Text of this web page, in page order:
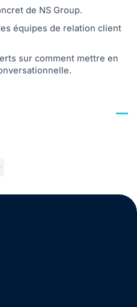
de NS Group.
équipes de relation client
sur comment mettre en